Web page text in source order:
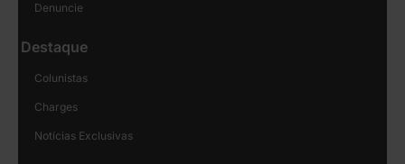
Denuncie
Destaque
Colunistas
Charges
Notícias Exclusivas